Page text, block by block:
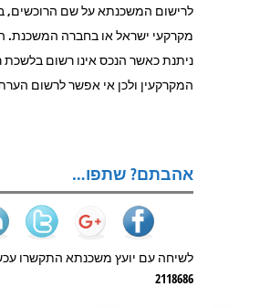
לרישום המשכנתא על שם הרוכשים,
מקרקעי ישראל או בחברה המשכנת.
ניתנת כאשר הנכס אינו רשום בלשכת
המקרקעין ולכן אי אפשר לרשום
אהבתם? שתפו…
2118686